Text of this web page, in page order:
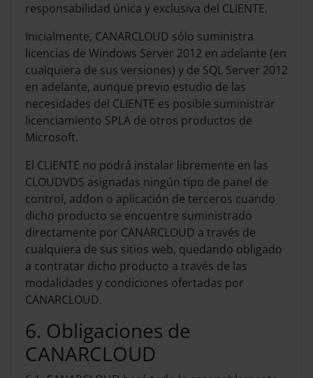
responsabilidad única y exclusiva del CLIENTE.
Inicialmente, CANARCLOUD sólo suministra
licencias de Windows Server 2012 en adelante (en
cualquiera de sus versiones) y de SQL Server 2012
en adelante, aunque previo estudio de las
necesidades del CLIENTE es posible suministrar
licenciamiento SPLA de otros productos de
Microsoft.
El CLIENTE no podrá instalar libremente en las
CLOUDVDS asignadas ningún tipo de panel de
control, addon o aplicación de terceros cuando
dicho producto se encuentre suministrado
directamente por CANARCLOUD a través de
cualquiera de sus sitios web, quedando obligado
a contratar dicho producto a través de las
modalidades y condiciones ofertadas por
CANARCLOUD.
6. Obligaciones de
CANARCLOUD